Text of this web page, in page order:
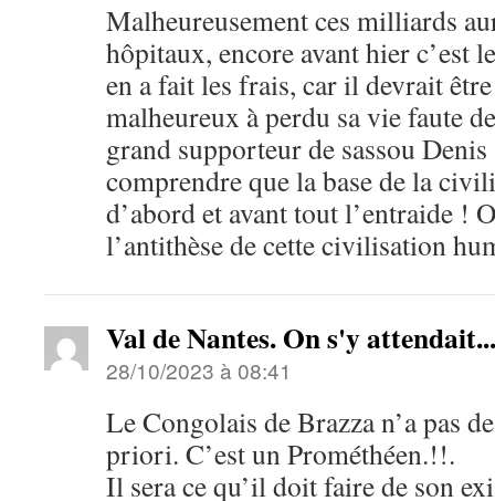
Malheureusement ces milliards
hôpitaux, encore avant hier c’est
en a fait les frais, car il devrait
malheureux à perdu sa vie faute
grand supporteur de sassou
comprendre que la base de la
d’abord et avant tout l’entraide !
l’antithèse de cette civilisation
Val de Nantes. On s'y attendait...
28/10/2023 à 08:41
Le Congolais de Brazza n’a pas
priori. C’est un Prométhéen.!!.
Il sera ce qu’il doit faire de son